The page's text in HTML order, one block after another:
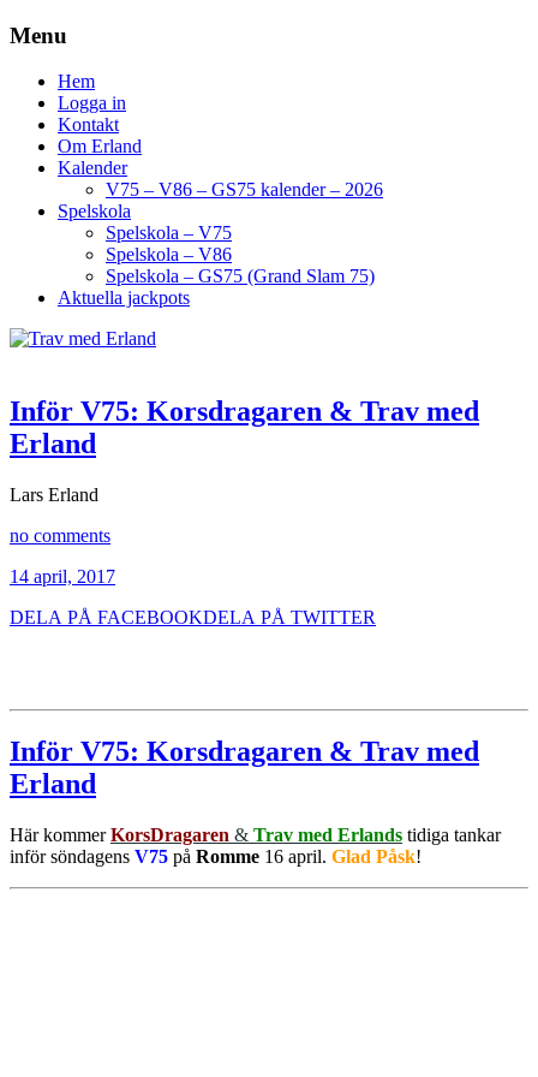
Menu
Hem
Logga in
Kontakt
Om Erland
Kalender
V75 – V86 – GS75 kalender – 2026
Spelskola
Spelskola – V75
Spelskola – V86
Spelskola – GS75 (Grand Slam 75)
Aktuella jackpots
Inför V75: Korsdragaren & Trav med
Erland
Lars Erland
no comments
14 april, 2017
DELA PÅ FACEBOOKDELA PÅ TWITTER
Inför V75: Korsdragaren & Trav med
Erland
Här kommerKorsDragaren & Trav med Erlands tidiga tankar
inför söndagens V75 på Romme 16 april. Glad Påsk!